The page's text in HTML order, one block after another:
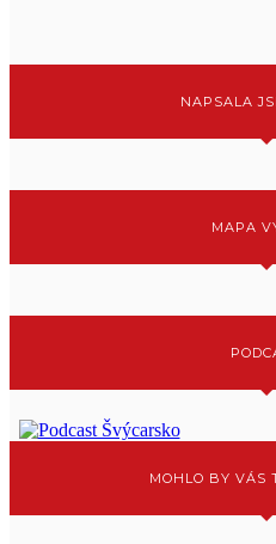
NAPSALA
MAPA
MOHLO BY VÁS